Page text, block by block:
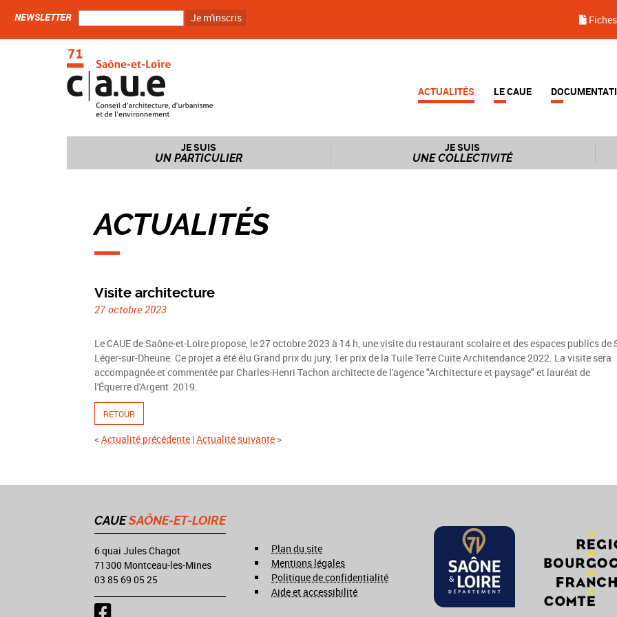
NEWSLETTER Je m'inscris
ACTUALITÉS LE CAUE
JE SUIS
UN PARTICULIER
JE SUIS
UNE COLLECTIVITÉ
ACTUALITÉS
Visite architecture
27 octobre 2023
Le CAUE de Saône-et-Loire propose, le 27 octobre 2023 à 14 h, une visite du restaurant scolaire et des espaces publics de
Léger-sur-Dheune. Ce projet a été élu Grand prix du jury, 1er prix de la Tuile Terre Cuite Architendance 2022. La visite sera
accompagnée et commentée par Charles-Henri Tachon architecte de l'agence "Architecture et paysage" et lauréat de
l'Équerre d'Argent 2019.
RETOUR
< Actualité précédente |Actualité suivante >
CAUESAÔNE-ET-LOIRE
6 quai Jules Chagot
71300 Montceau-les-Mines
03 85 69 05 25
Plan du site
Mentions légales
Politique de confidentialité
Aide et accessibilité